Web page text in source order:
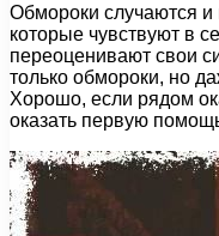
Обмороки случаются и
которые чувствуют в
переоценивают свои
только обмороки, но
Хорошо, если рядом
оказать первую